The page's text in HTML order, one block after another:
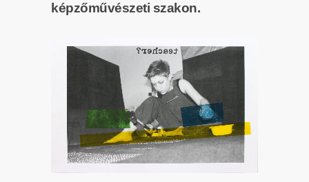
képzőművészeti szakon.